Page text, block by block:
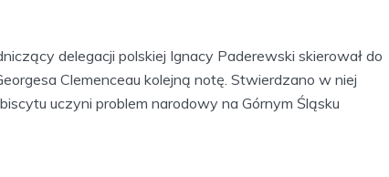
delegacji polskiej Ignacy Paderewski skierował do
Clemenceau kolejną notę. Stwierdzano w niej
uczyni problem narodowy na Górnym Śląsku